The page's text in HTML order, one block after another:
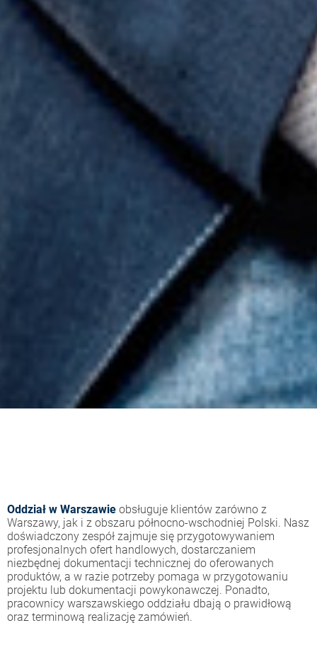
Oddział w Warszawie obsługuje klientów zarówno z
Warszawy, jak i z obszaru północno-wschodniej Polski. Nasz
doświadczony zespół zajmuje się przygotowywaniem
profesjonalnych ofert handlowych, dostarczaniem
niezbędnej dokumentacji technicznej do oferowanych
produktów, a w razie potrzeby pomaga w przygotowaniu
projektu lub dokumentacji powykonawczej. Ponadto,
pracownicy warszawskiego oddziału dbają o prawidłową
oraz terminową realizację zamówień.